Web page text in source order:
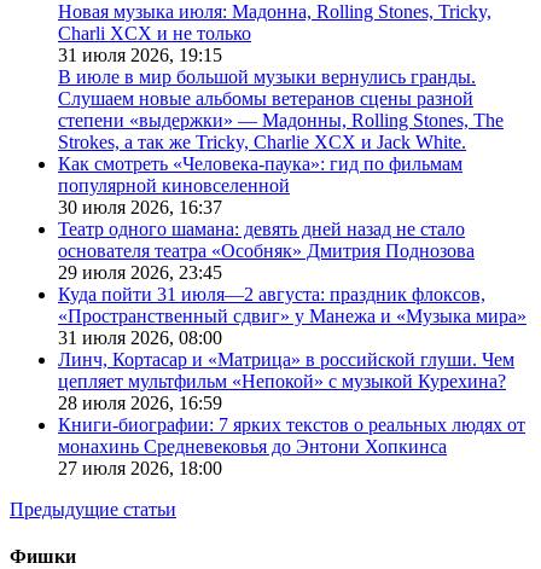
Новая музыка июля: Мадонна, Rolling Stones, Tricky,
Charli XCX и не только
31 июля 2026, 19:15
В июле в мир большой музыки вернулись гранды.
Слушаем новые альбомы ветеранов сцены разной
степени «выдержки» — Мадонны, Rolling Stones, The
Strokes, а так же Tricky, Charlie XCX и Jack White.
Как смотреть «Человека-паука»: гид по фильмам
популярной киновселенной
30 июля 2026, 16:37
Театр одного шамана: девять дней назад не стало
основателя театра «Особняк» Дмитрия Поднозова
29 июля 2026, 23:45
Куда пойти 31 июля—2 августа: праздник флоксов,
«Пространственный сдвиг» у Манежа и «Музыка мира»
31 июля 2026, 08:00
Линч, Кортасар и «Матрица» в российской глуши. Чем
цепляет мультфильм «Непокой» с музыкой Курехина?
28 июля 2026, 16:59
Книги-биографии: 7 ярких текстов о реальных людях от
монахинь Средневековья до Энтони Хопкинса
27 июля 2026, 18:00
Предыдущие статьи
Фишки